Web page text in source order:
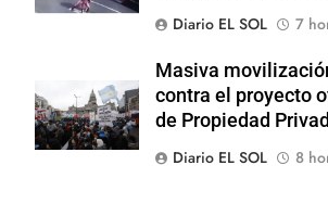
Diario EL SOL
7
Masiva
contra el proyecto
de Propiedad
Diario EL SOL
8